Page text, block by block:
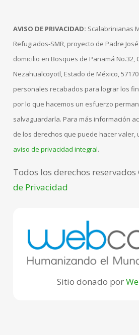
AVISO DE PRIVACIDAD: Scalabrinianas
Refugiados-SMR, proyecto de Padre José
domicilio en Bosques de Panamá No.32,
Nezahualcoyotl, Estado de México,
personales recabados para lograr los
por lo que hacemos un esfuerzo
salvaguardarla. Para más información
de los derechos que puede hacer valer,
aviso de privacidad integral.
Todos los derechos reservados
de Privacidad
Sitio donado por